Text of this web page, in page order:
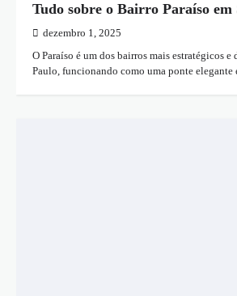
Tudo sobre o Bairro Paraíso em
dezembro 1, 2025
O Paraíso é um dos bairros mais estratégicos e
Paulo, funcionando como uma ponte